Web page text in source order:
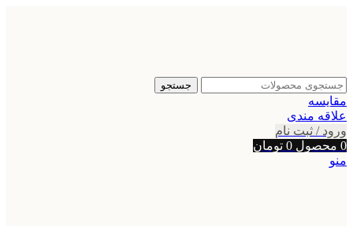
جستجو
مقایسه
علاقه مندی
ورود / ثبت نام
0 محصول 0 تومان
منو